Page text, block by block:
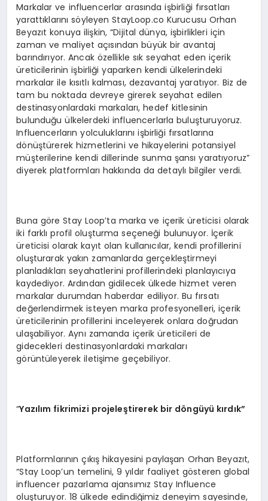
Markalar ve influencerlar arasında işbirliği fırsatları
yarattıklarını söyleyen StayLoop.co Kurucusu Orhan
Beyazıt konuya ilişkin, “Dijital dünya, işbirlikleri için
zaman ve maliyet açısından büyük bir avantaj
barındırıyor. Ancak özellikle sık seyahat eden içerik
üreticilerinin işbirliği yaparken kendi ülkelerindeki
markalar ile kısıtlı kalması, dezavantaj yaratıyor. Biz de
tam bu noktada devreye girerek seyahat edilen
destinasyonlardaki markaları, hedef kitlesinin
bulunduğu ülkelerdeki influencerlarla buluşturuyoruz.
Influencerların yolculuklarını işbirliği fırsatlarına
dönüştürerek hizmetlerini ve hikayelerini potansiyel
müşterilerine kendi dillerinde sunma şansı yaratıyoruz”
diyerek platformları hakkında da detaylı bilgiler verdi.
Buna göre Stay Loop’ta marka ve içerik üreticisi olarak
iki farklı profil oluşturma seçeneği bulunuyor. İçerik
üreticisi olarak kayıt olan kullanıcılar, kendi profillerini
oluşturarak yakın zamanlarda gerçekleştirmeyi
planladıkları seyahatlerini profillerindeki planlayıcıya
kaydediyor. Ardından gidilecek ülkede hizmet veren
markalar durumdan haberdar ediliyor. Bu fırsatı
değerlendirmek isteyen marka profesyonelleri, içerik
üreticilerinin profillerini inceleyerek onlara doğrudan
ulaşabiliyor. Aynı zamanda içerik üreticileri de
gidecekleri destinasyonlardaki markaları
görüntüleyerek iletişime geçebiliyor.
“Yazılım fikrimizi projeleştirerek bir döngüyü kırdık”
Platformlarının çıkış hikayesini paylaşan Orhan Beyazıt,
“Stay Loop’un temelini, 9 yıldır faaliyet gösteren global
influencer pazarlama ajansımız Stay Influence
oluşturuyor. 18 ülkede edindiğimiz deneyim sayesinde,